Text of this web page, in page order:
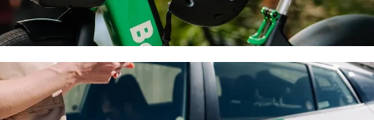
„Bolt“ kelionė truks apie 12 min. ir kainuos maždaug 18,00 € EUR.